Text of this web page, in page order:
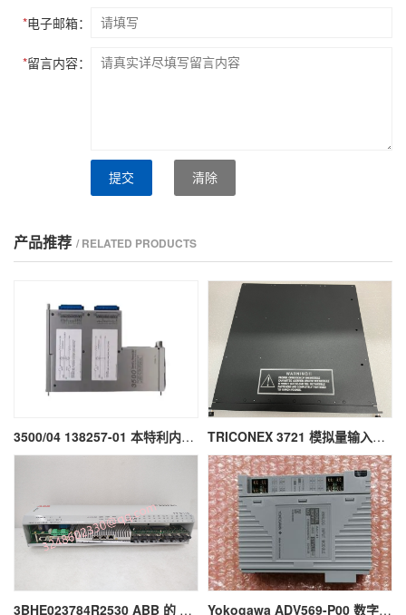
*电子邮箱：
*留言内容：
提交 清除
产品推荐 / RELATED PRODUCTS
3500/04 138257-01 本特利内部安全栅模块 TRICONEX 3721 模拟量输入模块
3BHE023784R2530 ABB 的 AC800PEC 控制器模块 Yokogawa ADV569-P00 数字输出模块